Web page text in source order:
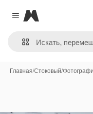
Close menu
Magnific
Главная/Стоковый/